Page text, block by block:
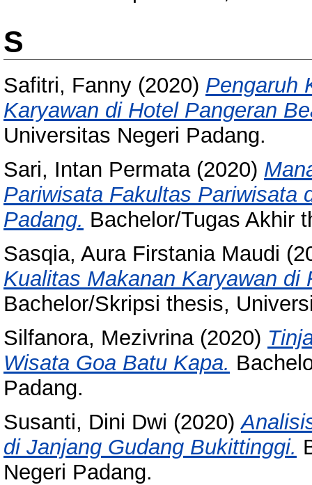
S
Safitri, Fanny (2020) Pengaruh
Karyawan di Hotel Pangeran
Universitas Negeri Padang.
Sari, Intan Permata(2020)
Pariwisata Fakultas Pariwisata
Padang. Bachelor/Tugas Akhir
Sasqia, Aura Firstania Maudi
Kualitas Makanan Karyawan
Bachelor/Skripsi thesis,
Silfanora, Mezivrina(2020)
Wisata Goa Batu Kapa.
Padang.
Susanti, Dini Dwi (2020)
di Janjang Gudang Bukittinggi.
Negeri Padang.